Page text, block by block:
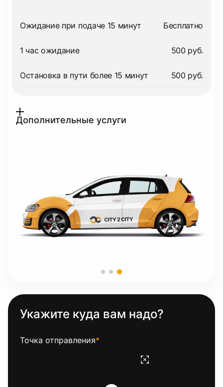
Ожидание при подаче 15 минут Бесплатно
1 час ожидание 500 руб.
Остановка в пути более 15 минут 500 руб.
Дополнительные услуги
Укажите куда вам надо?
Точка отправления*